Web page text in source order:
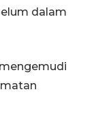
dalam